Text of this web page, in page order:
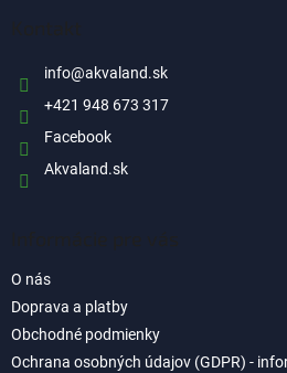
info@akvaland.sk
+421 948 673 317
Facebook
Akvaland.sk
O nás
Doprava a platby
Obchodné podmienky
Ochrana osobných údajov (GDPR) -